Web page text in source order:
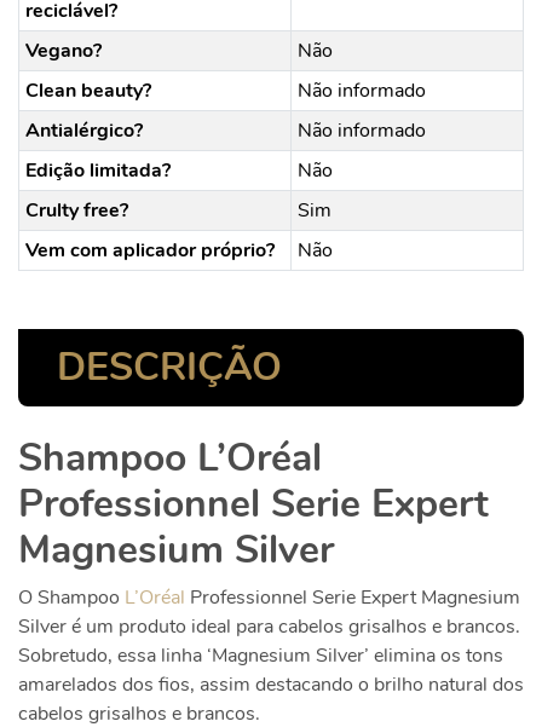
reciclável?
Vegano?
Não
Clean beauty?
Não informado
Antialérgico?
Não informado
Edição limitada?
Não
Crulty free?
Sim
Vem com aplicador próprio?
Não
DESCRIÇÃO
Shampoo L’Oréal
Professionnel Serie Expert
Magnesium Silver
O Shampoo L’Oréal Professionnel Serie Expert Magnesium
Silver é um produto ideal para cabelos grisalhos e brancos.
Sobretudo, essa linha ‘Magnesium Silver’ elimina os tons
amarelados dos fios, assim destacando o brilho natural dos
cabelos grisalhos e brancos.